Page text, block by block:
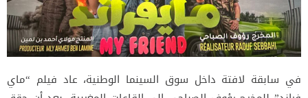
في سابقة لافتة داخل سوق السينما الوطنية، عاد فيلم “ماي